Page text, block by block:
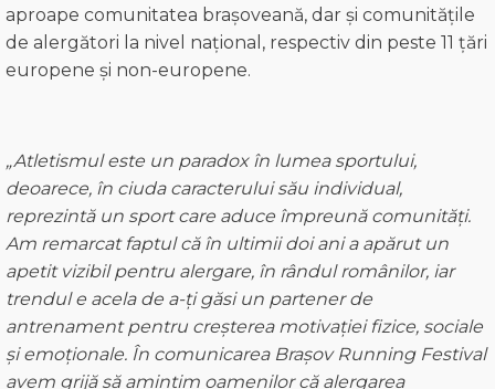
aproape comunitatea brașoveană, dar și comunitățile
de alergători la nivel național, respectiv din peste 11 țări
europene și non-europene.
„Atletismul este un paradox în lumea sportului,
deoarece, în ciuda caracterului său individual,
reprezintă un sport care aduce împreună comunități.
Am remarcat faptul că în ultimii doi ani a apărut un
apetit vizibil pentru alergare, în rândul românilor, iar
trendul e acela de a-ți găsi un partener de
antrenament pentru creșterea motivației fizice, sociale
și emoționale. În comunicarea Brașov Running Festival
avem grijă să amintim oamenilor că alergarea